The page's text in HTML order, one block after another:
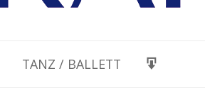
TANZ / BALLETT